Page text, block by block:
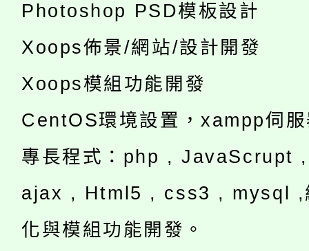
Photoshop PSD模板設計
Xoops佈景/網站/設計開發
Xoops模組功能開發
CentOS環境設置，xampp伺
專長程式：php , JavaScrupt
ajax , Html5 , css3 , mysql ,
化與模組功能開發。